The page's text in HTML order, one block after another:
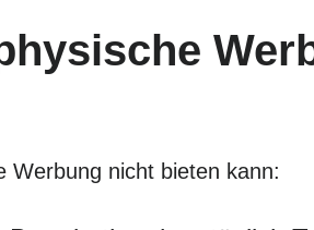
Werbung nicht bieten kann: